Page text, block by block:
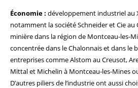
Économie : développement industriel au
notamment la société Schneider et Cie au
minière dans la région de Montceau-les-
concentrée dans le Chalonnais et dans le
entreprises comme Alstom au Creusot,
Mittal et Michelin à Montceau-les-Mines
D’autres piliers de l’industrie ont aussi